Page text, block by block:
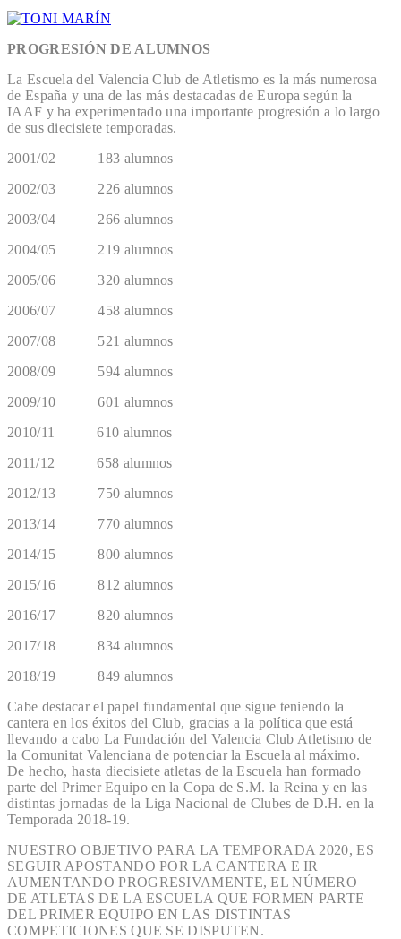
PROGRESIÓN DE ALUMNOS
La Escuela del Valencia Club de Atletismo es la más numerosa
de España y una de las más destacadas de Europa según la
IAAF y ha experimentado una importante progresión a lo largo
de sus diecisiete temporadas.
2001/02 183 alumnos
2002/03 226 alumnos
2003/04 266 alumnos
2004/05 219 alumnos
2005/06 320 alumnos
2006/07 458 alumnos
2007/08 521 alumnos
2008/09 594 alumnos
2009/10 601 alumnos
2010/11 610 alumnos
2011/12 658 alumnos
2012/13 750 alumnos
2013/14 770 alumnos
2014/15 800 alumnos
2015/16 812 alumnos
2016/17 820 alumnos
2017/18 834 alumnos
2018/19 849 alumnos
Cabe destacar el papel fundamental que sigue teniendo la
cantera en los éxitos del Club, gracias a la política que está
llevando a cabo La Fundación del Valencia Club Atletismo de
la Comunitat Valenciana de potenciar la Escuela al máximo.
De hecho, hasta diecisiete atletas de la Escuela han formado
parte del Primer Equipo en la Copa de S.M. la Reina y en las
distintas jornadas de la Liga Nacional de Clubes de D.H. en la
Temporada 2018-19.
NUESTRO OBJETIVO PARA LA TEMPORADA 2020, ES
SEGUIR APOSTANDO POR LA CANTERA E IR
AUMENTANDO PROGRESIVAMENTE, EL NÚMERO
DE ATLETAS DE LA ESCUELA QUE FORMEN PARTE
DEL PRIMER EQUIPO EN LAS DISTINTAS
COMPETICIONES QUE SE DISPUTEN.